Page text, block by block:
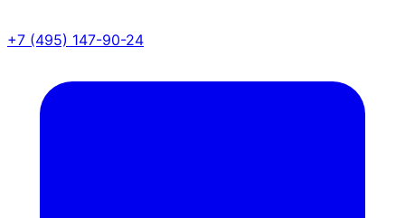
+7 (495) 147-90-24